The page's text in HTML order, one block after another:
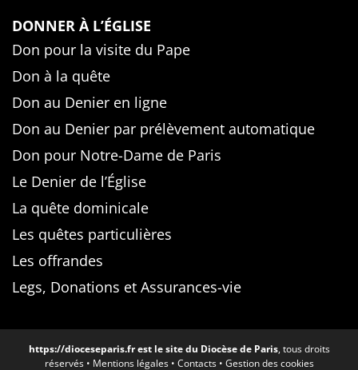
DONNER À L’ÉGLISE
Don pour la visite du Pape
Don à la quête
Don au Denier en ligne
Don au Denier par prélèvement automatique
Don pour Notre-Dame de Paris
Le Denier de l’Église
La quête dominicale
Les quêtes particulières
Les offrandes
Legs, Donations et Assurances-vie
https://dioceseparis.frest le site du Diocèse de Paris, tous droits
réservés • Mentions légales• Contacts• Gestion des cookies